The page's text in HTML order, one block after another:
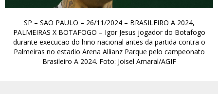
SP – SAO PAULO – 26/11/2024 – BRASILEIRO A 2024,
PALMEIRAS X BOTAFOGO – Igor Jesus jogador do Botafogo
durante execucao do hino nacional antes da partida contra o
Palmeiras no estadio Arena Allianz Parque pelo campeonato
Brasileiro A 2024. Foto: Joisel Amaral/AGIF